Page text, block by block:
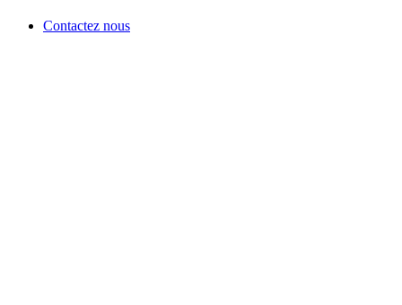
Contactez nous